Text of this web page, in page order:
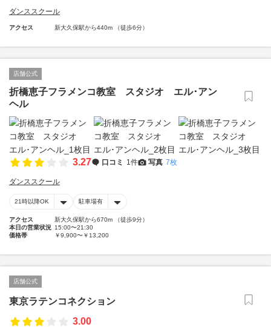
ダンススクール
アクセス 新大久保駅から440m （徒歩6分）
店舗公式
折橋恵子フラメンコ教室 スタジオ エル･アン
ヘル
3.27 口コミ 1件 写真 7枚
ダンススクール
21時以降OK 駐車場有
アクセス
新大久保駅から670m （徒歩9分）
本日の営業状況 15:00〜21:30
価格帯
￥9,900〜￥13,200
店舗公式
東京ラテンコネクション
3.00